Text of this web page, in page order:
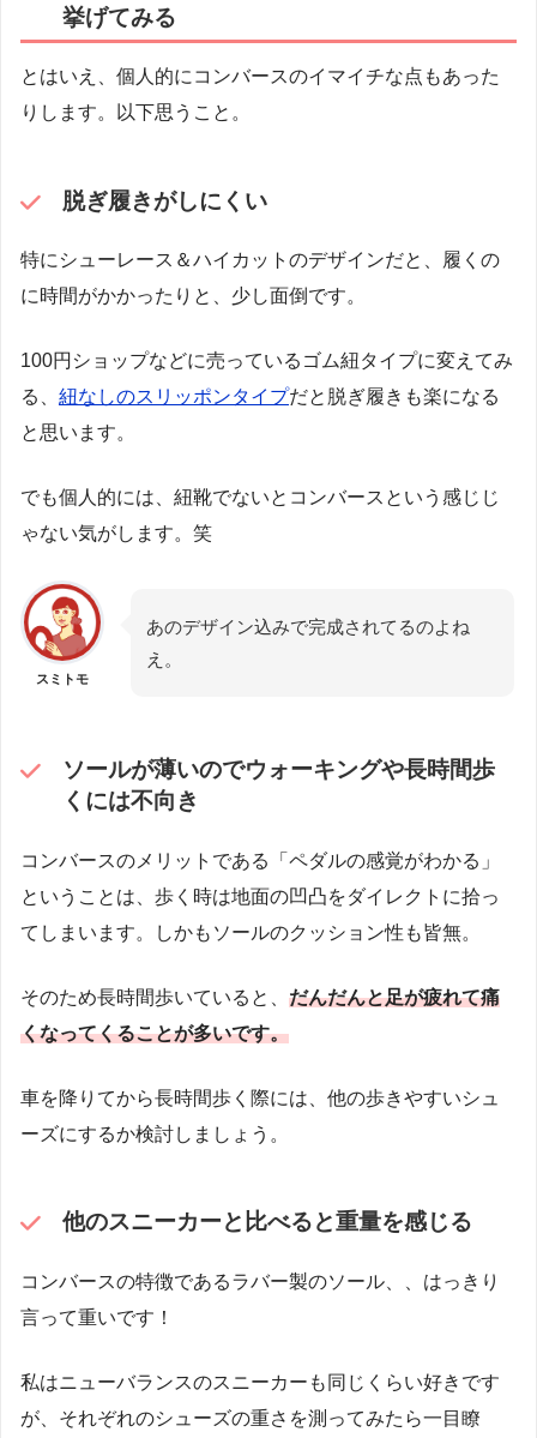
挙げてみる
とはいえ、個人的にコンバースのイマイチな点もあった
りします。以下思うこと。
脱ぎ履きがしにくい
特にシューレース＆ハイカットのデザインだと、履くの
に時間がかかったりと、少し面倒です。
100円ショップなどに売っているゴム紐タイプに変えてみ
る、 紐なしのスリッポンタイプだと脱ぎ履きも楽になる
と思います。
でも個人的には、紐靴でないとコンバースという感じじ
ゃない気がします。笑
スミトモ
あのデザイン込みで完成されてるのよね
え。
ソールが薄いのでウォーキングや長時間歩
くには不向き
コンバースのメリットである「ペダルの感覚がわかる」
ということは、歩く時は地面の凹凸をダイレクトに拾っ
てしまいます。しかもソールのクッション性も皆無。
そのため長時間歩いていると、 だんだんと足が疲れて痛
くなってくることが多いです。
車を降りてから長時間歩く際には、他の歩きやすいシュ
ーズにするか検討しましょう。
他のスニーカーと比べると重量を感じる
コンバースの特徴であるラバー製のソール、、はっきり
言って重いです！
私はニューバランスのスニーカーも同じくらい好きです
が、それぞれのシューズの重さを測ってみたら一目瞭